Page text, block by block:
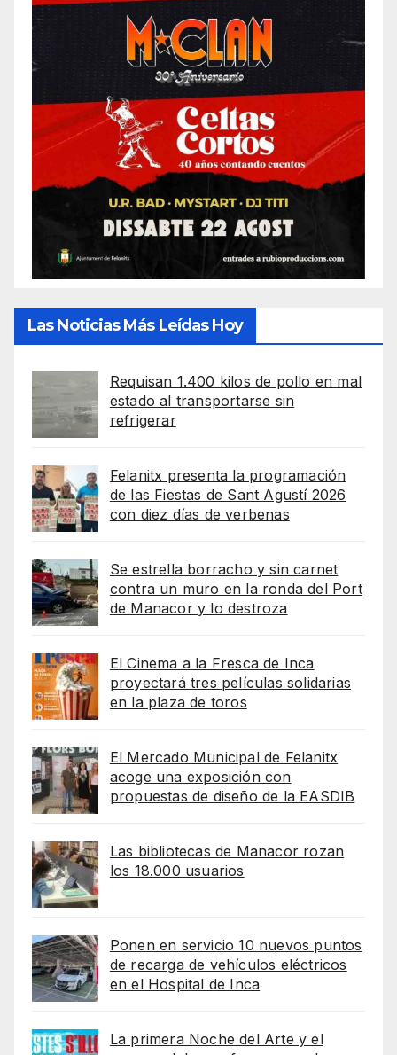
Las Noticias Más Leídas Hoy
Requisan 1.400 kilos de pollo en mal
estado al transportarse sin
refrigerar
Felanitx presenta la programación
de las Fiestas de Sant Agustí 2026
con diez días de verbenas
Se estrella borracho y sin carnet
contra un muro en la ronda del Port
de Manacor y lo destroza
El Cinema a la Fresca de Inca
proyectará tres películas solidarias
en la plaza de toros
El Mercado Municipal de Felanitx
acoge una exposición con
propuestas de diseño de la EASDIB
Las bibliotecas de Manacor rozan
los 18.000 usuarios
Ponen en servicio 10 nuevos puntos
de recarga de vehículos eléctricos
en el Hospital de Inca
La primera Noche del Arte y el